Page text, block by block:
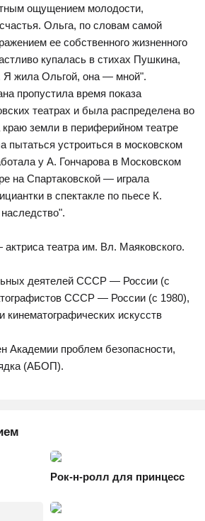
ощущением молодости,
Ольга, по словам самой
ее собственного жизненного
купалась в стихах Пушкина,
Я жила Ольгой, она — мной".
пропустила время показа
театрах и была распределена во
земли в периферийном театре
пытаться устроиться в московском
у А. Гончарова в Московском
на Спартаковской — играла
в спектакле по пьесе К.
театра им. Вл. Маяковского.
деятелей СССР — России (с
СССР — России (с 1980),
кинематографических искусств
Академии проблем безопасности,
(АБОП).
Рок-н-ролл для принцесс